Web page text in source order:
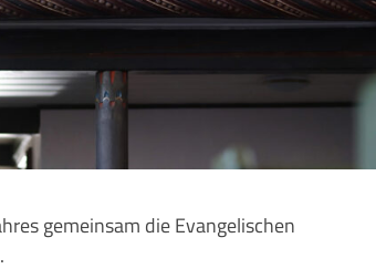
gemeinsam die Evangelischen